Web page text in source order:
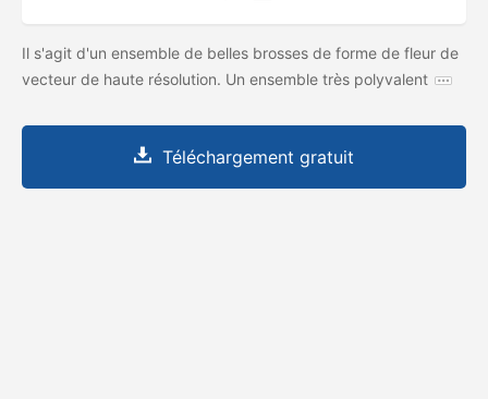
Il s'agit d'un ensemble de belles brosses de forme de fleur de
vecteur de haute résolution. Un ensemble très polyvalent
Téléchargement gratuit